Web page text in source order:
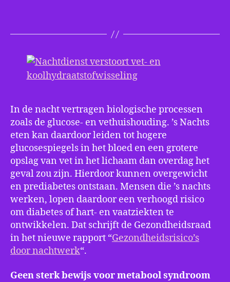
In de nacht vertragen biologische processen
zoals de glucose- en vethuishouding. ’s Nachts
eten kan daardoor leiden tot hogere
glucosespiegels in het bloed en een grotere
opslag van vet in het lichaam dan overdag het
geval zou zijn. Hierdoor kunnen overgewicht
en prediabetes ontstaan. Mensen die ’s nachts
werken, lopen daardoor een verhoogd risico
om diabetes of hart- en vaatziekten te
ontwikkelen. Dat schrijft de Gezondheidsraad
in het nieuwe rapport “Gezondheidsrisico’s
door nachtwerk“.
Geen sterk bewijs voor metabool syndroom